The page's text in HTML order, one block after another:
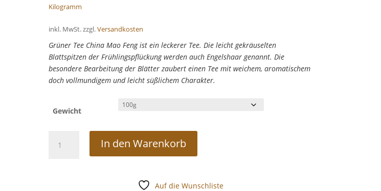
Kilogramm
inkl. MwSt. zzgl.Versandkosten
Grüner Tee China Mao Feng ist ein leckerer Tee. Die leicht gekräuselten
Blattspitzen der Frühlingspflückung werden auch Engelshaar genannt. Die
besondere Bearbeitung der Blätter zaubert einen Tee mit weichem, aromatischem
doch vollmundigem und leicht süßlichem Charakter.
Gewicht
Tee
In den Warenkorb
Auf die Wunschliste